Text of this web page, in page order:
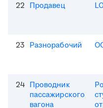
22 Продавец
23 Разнорабочий
24 Проводник
пассажирского
вагона